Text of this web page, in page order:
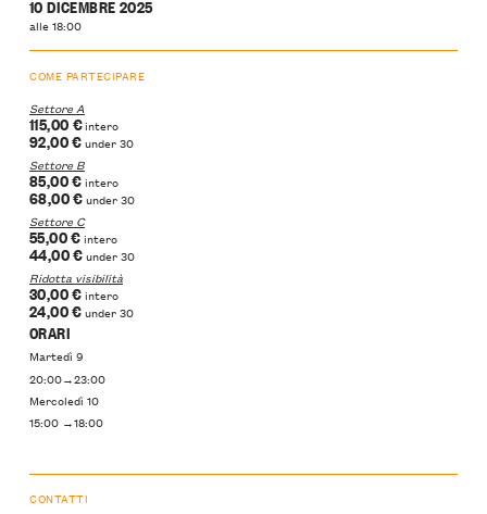
10 DICEMBRE 2025
alle 18:00
COME PARTECIPARE
Settore A
115,00 €intero
92,00 €under 30
Settore B
85,00 €intero
68,00 €under 30
Settore C
55,00 €intero
44,00 €under 30
Ridotta visibilità
30,00 €intero
24,00 €under 30
ORARI
Martedì 9
20:00→23:00
Mercoledì 10
15:00 →18:00
CONTATTI